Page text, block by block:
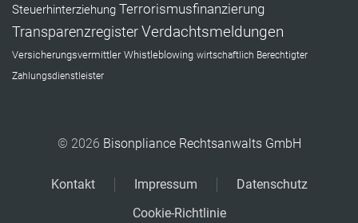
Steuerhinterziehung Terrorismusfinanzierung
TransparenzregisterVerdachtsmeldungen
Versicherungsvermittler Whistleblowing wirtschaftlich Berechtigter
Zahlungsdienstleister
© 2026 Bisonpliance Rechtsanwalts GmbH
Kontakt Impressum
Datenschutz
Cookie-Richtlinie